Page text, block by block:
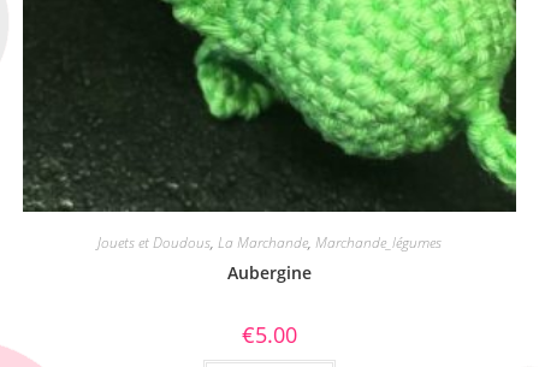
Jouets et Doudous, La Marchande, Marchande_légumes
Aubergine
€5.00